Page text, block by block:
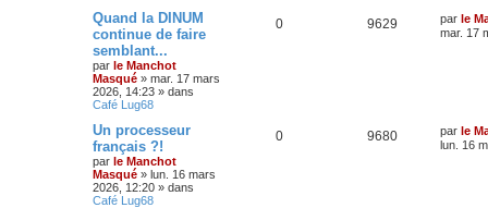
Quand la DINUM
continue de faire
semblant...
par le Manchot
Masqué » mar. 17 mars
2026, 14:23 » dans
Café Lug68
0 9629 par le
mar. 17
Un processeur
français ?!
par le Manchot
Masqué » lun. 16 mars
2026, 12:20 » dans
Café Lug68
0 9680 par le
lun. 16